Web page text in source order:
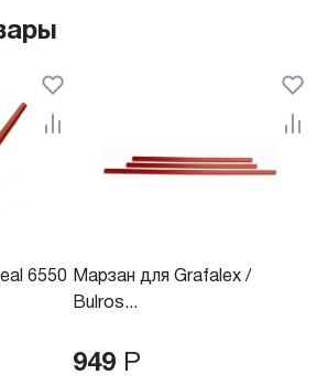
6550
Марзан для Grafalex /
Bulros...
949 Р